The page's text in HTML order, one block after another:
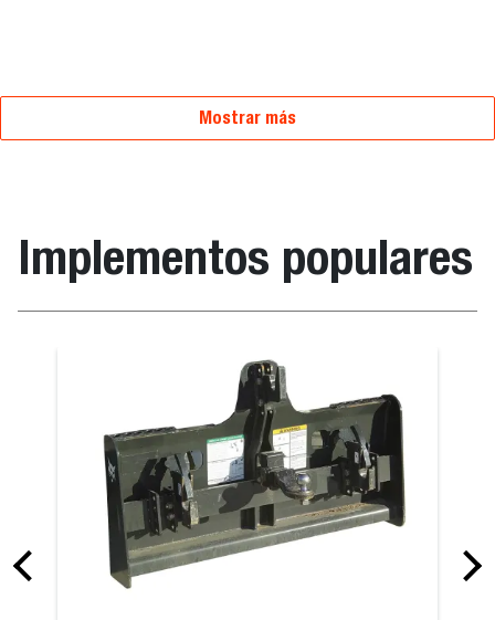
Mostrar más
Implementos populares